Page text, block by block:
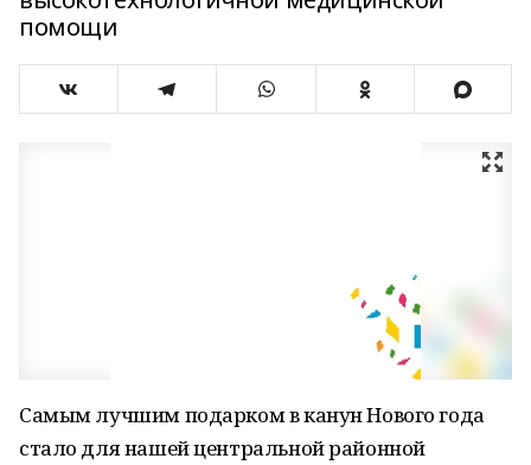
помощи
Самым лучшим подарком в канун Нового года
стало для нашей центральной районной